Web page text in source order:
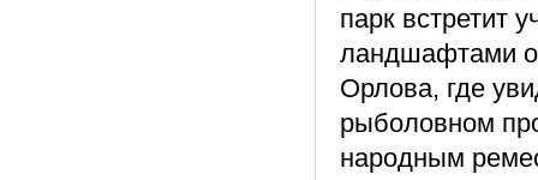
парк встретит
ландшафтами
Орлова, где
рыболовном
народным